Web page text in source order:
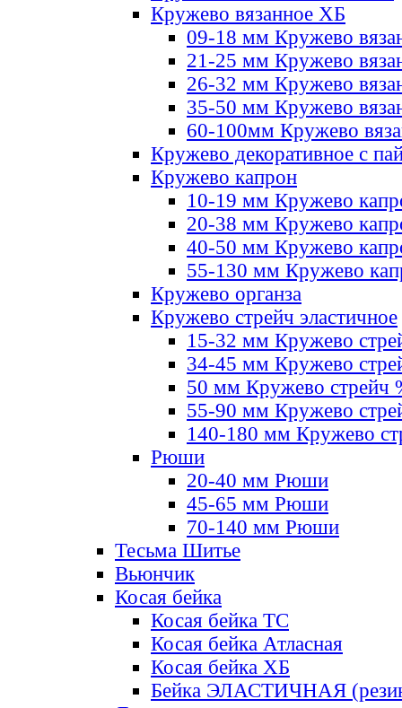
Кружево вязанное ХБ
09-18 мм Кружево
21-25 мм Кружево
26-32 мм Кружево
35-50 мм Кружево
60-100мм Кружево
Кружево декоративное с
Кружево капрон
10-19 мм Кружево
20-38 мм Кружево
40-50 мм Кружево
55-130 мм Кружево
Кружево органза
Кружево стрейч эластичное
15-32 мм Кружево
34-45 мм Кружево
50 мм Кружево стрейч
55-90 мм Кружево
140-180 мм Кружево
Рюши
20-40 мм Рюши
45-65 мм Рюши
70-140 мм Рюши
Тесьма Шитье
Вьюнчик
Косая бейка
Косая бейка ТС
Косая бейка Атласная
Косая бейка ХБ
Бейка ЭЛАСТИЧНАЯ